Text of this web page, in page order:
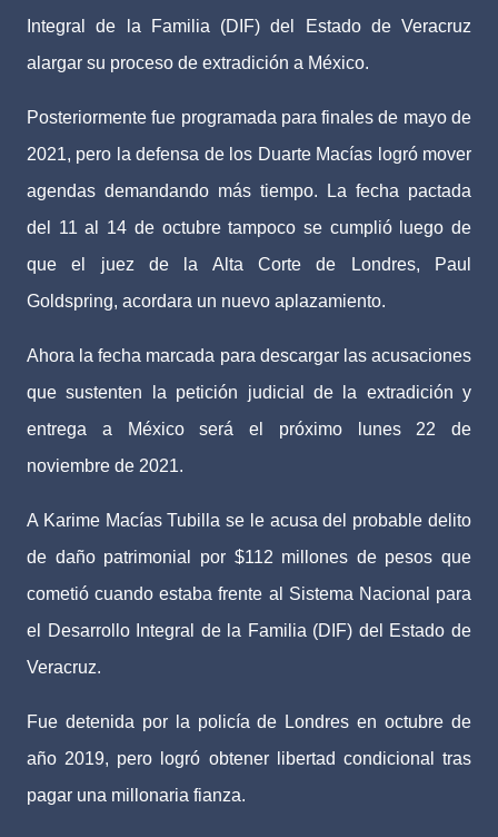
Integral de la Familia (DIF) del Estado de Veracruz
alargar su proceso de extradición a México.
Posteriormente fue programada para finales de mayo de
2021, pero la defensa de los Duarte Macías logró mover
agendas demandando más tiempo. La fecha pactada
del 11 al 14 de octubre tampoco se cumplió luego de
que el juez de la Alta Corte de Londres, Paul
Goldspring, acordara un nuevo aplazamiento.
Ahora la fecha marcada para descargar las acusaciones
que sustenten la petición judicial de la extradición y
entrega a México será el próximo lunes 22 de
noviembre de 2021.
A Karime Macías Tubilla se le acusa del probable delito
de daño patrimonial por $112 millones de pesos que
cometió cuando estaba frente al Sistema Nacional para
el Desarrollo Integral de la Familia (DIF) del Estado de
Veracruz.
Fue detenida por la policía de Londres en octubre de
año 2019, pero logró obtener libertad condicional tras
pagar una millonaria fianza.